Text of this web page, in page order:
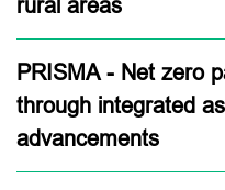
PRISMA - Net zero
through integrated
advancements